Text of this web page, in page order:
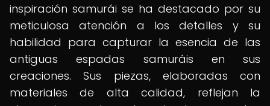
inspiración samurái se ha destacado por su
meticulosa atención a los detalles y su
habilidad para capturar la esencia de las
antiguas espadas samuráis en sus
creaciones. Sus piezas, elaboradas con
materiales de alta calidad, reflejan la